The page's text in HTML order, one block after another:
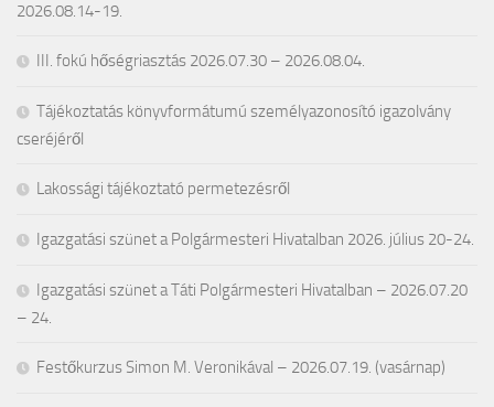
2026.08.14-19.
III. fokú hőségriasztás 2026.07.30 – 2026.08.04.
Tájékoztatás könyvformátumú személyazonosító igazolvány
cseréjéről
Lakossági tájékoztató permetezésről
Igazgatási szünet a Polgármesteri Hivatalban 2026. július 20-24.
Igazgatási szünet a Táti Polgármesteri Hivatalban – 2026.07.20
– 24.
Festőkurzus Simon M. Veronikával – 2026.07.19. (vasárnap)